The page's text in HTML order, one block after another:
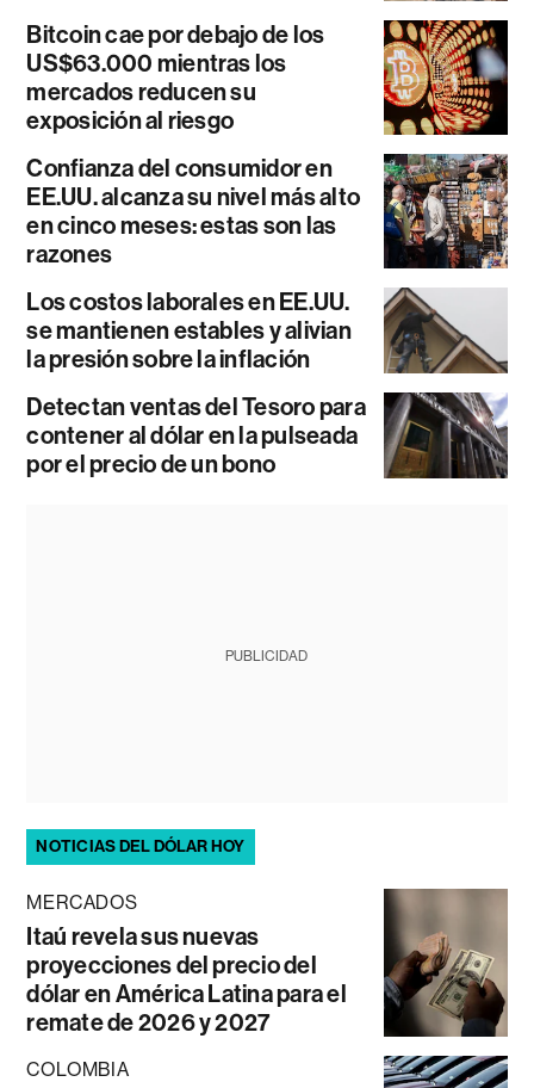
Bitcoin cae por debajo de los
US$63.000 mientras los
mercados reducen su
exposición al riesgo
Confianza del consumidor en
EE.UU. alcanza su nivel más alto
en cinco meses: estas son las
razones
Los costos laborales en EE.UU.
se mantienen estables y alivian
la presión sobre la inflación
Detectan ventas del Tesoro para
contener al dólar en la pulseada
por el precio de un bono
PUBLICIDAD
NOTICIAS DEL DÓLAR HOY
MERCADOS
Itaú revela sus nuevas
proyecciones del precio del
dólar en América Latina para el
remate de 2026 y 2027
COLOMBIA